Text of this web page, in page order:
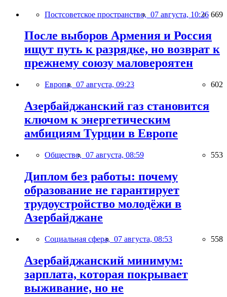
Постсоветское пространство, 07 августа, 10:26 669
После выборов Армения и Россия
ищут путь к разрядке, но возврат к
прежнему союзу маловероятен
Европа, 07 августа, 09:23 602
Азербайджанский газ становится
ключом к энергетическим
амбициям Турции в Европе
Общество, 07 августа, 08:59 553
Диплом без работы: почему
образование не гарантирует
трудоустройство молодёжи в
Азербайджане
Социальная сфера, 07 августа, 08:53 558
Азербайджанский минимум:
зарплата, которая покрывает
выживание, но не